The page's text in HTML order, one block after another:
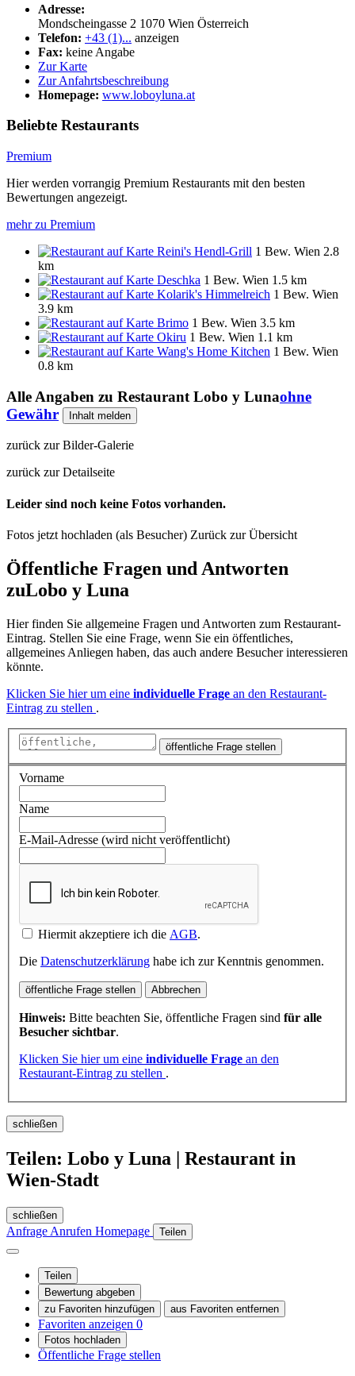
Adresse:
Mondscheingasse 2 1070 Wien Österreich
Telefon: +43 (1)... anzeigen
Fax: keine Angabe
Zur Karte
Zur Anfahrtsbeschreibung
Homepage: www.loboyluna.at
Beliebte Restaurants
Premium
Hier werden vorrangig Premium Restaurants mit den besten
Bewertungen angezeigt.
mehr zu Premium
Reini's Hendl-Grill 1 Bew. Wien 2.8
km
Deschka 1 Bew. Wien 1.5 km
Kolarik's Himmelreich 1 Bew. Wien
3.9 km
Brimo 1 Bew. Wien 3.5 km
Okiru 1 Bew. Wien 1.1 km
Wang's Home Kitchen 1 Bew. Wien
0.8 km
Alle Angaben zu Restaurant Lobo y Lunaohne
Gewähr
Inhalt melden
zurück zur Bilder-Galerie
zurück zur Detailseite
Leider sind noch keine Fotos vorhanden.
Fotos jetzt hochladen (als Besucher) Zurück zur Übersicht
Öffentliche Fragen und Antworten
zuLobo y Luna
Hier finden Sie allgemeine Fragen und Antworten zum Restaurant-
Eintrag. Stellen Sie eine Frage, wenn Sie ein öffentliches,
allgemeines Anliegen haben, das auch andere Besucher interessieren
könnte.
Klicken Sie hier um eine individuelle Frage an den Restaurant-
Eintrag zu stellen .
öffentliche Frage stellen
Vorname
Name
E-Mail-Adresse (wird nicht veröffentlicht)
Hiermit akzeptiere ich die AGB.
Die Datenschutzerklärung habe ich zur Kenntnis genommen.
öffentliche Frage stellen Abbrechen
Hinweis: Bitte beachten Sie, öffentliche Fragen sind für alle
Besucher sichtbar.
Klicken Sie hier um eine individuelle Frage an den
Restaurant-Eintrag zu stellen .
schließen
Teilen: Lobo y Luna | Restaurant in
Wien-Stadt
schließen
Anfrage Anrufen Homepage Teilen
Teilen
Bewertung abgeben
zu Favoriten hinzufügen
aus Favoriten entfernen
Favoriten anzeigen 0
Fotos hochladen
Öffentliche Frage stellen